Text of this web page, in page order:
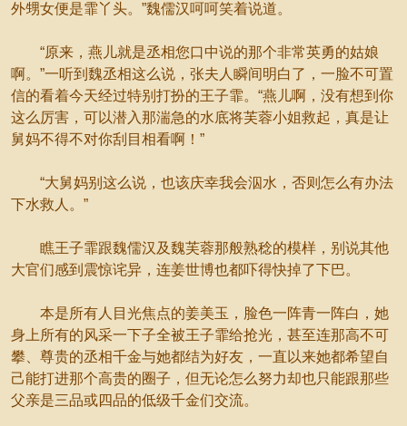
外甥女便是霏丫头。”魏儒汉呵呵笑着说道。
“原来，燕儿就是丞相您口中说的那个非常英勇的姑娘
啊。”一听到魏丞相这么说，张夫人瞬间明白了，一脸不可置
信的看着今天经过特别打扮的王子霏。“燕儿啊，没有想到你
这么厉害，可以潜入那湍急的水底将芙蓉小姐救起，真是让
舅妈不得不对你刮目相看啊！”
“大舅妈别这么说，也该庆幸我会泅水，否则怎么有办法
下水救人。”
瞧王子霏跟魏儒汉及魏芙蓉那般熟稔的模样，别说其他
大官们感到震惊诧异，连姜世博也都吓得快掉了下巴。
本是所有人目光焦点的姜美玉，脸色一阵青一阵白，她
身上所有的风采一下子全被王子霏给抢光，甚至连那高不可
攀、尊贵的丞相千金与她都结为好友，一直以来她都希望自
己能打进那个高贵的圈子，但无论怎么努力却也只能跟那些
父亲是三品或四品的低级千金们交流。